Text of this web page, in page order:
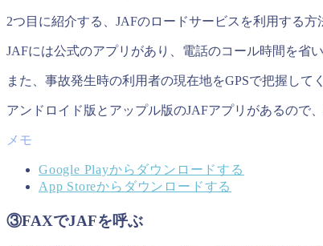
2つ目に紹介する、JAFのロードサービスを利用する方
JAFには公式のアプリがあり、電話のコール時間を省
また、事故発生時の利用者の現在地をGPSで把握して
アンドロイド版とアップル版のJAFアプリがあるので
Google Playからダウンロードする
App Storeからダウンロードする
③FAXでJAFを呼ぶ